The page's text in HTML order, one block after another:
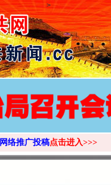
>
网络推广投稿点击进入>>>